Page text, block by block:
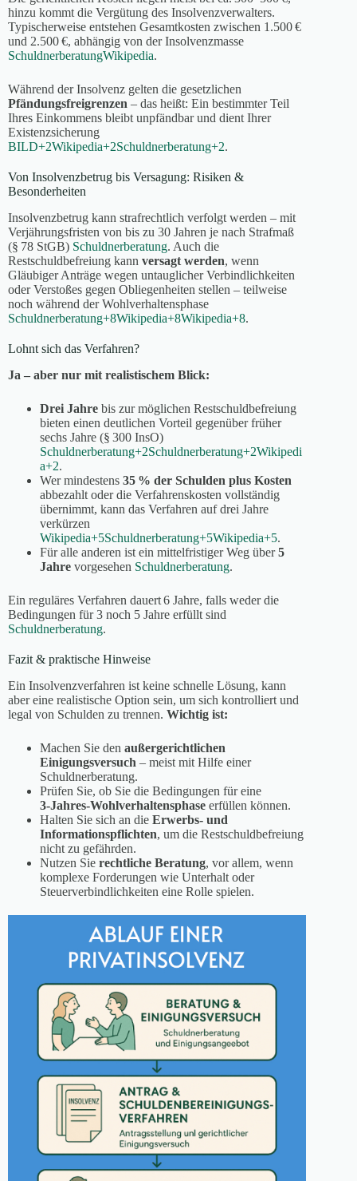
hinzu kommt die Vergütung des Insolvenzverwalters.
Typischerweise entstehen Gesamtkosten zwischen 1.500 €
und 2.500 €, abhängig von der Insolvenzmasse
SchuldnerberatungWikipedia.
Während der Insolvenz gelten die gesetzlichen
Pfändungsfreigrenzen – das heißt: Ein bestimmter Teil
Ihres Einkommens bleibt unpfändbar und dient Ihrer
Existenzsicherung
BILD+2Wikipedia+2Schuldnerberatung+2.
Von Insolvenzbetrug bis Versagung: Risiken &
Besonderheiten
Insolvenzbetrug kann strafrechtlich verfolgt werden – mit
Verjährungsfristen von bis zu 30 Jahren je nach Strafmaß
(§ 78 StGB) Schuldnerberatung. Auch die
Restschuldbefreiung kann versagt werden, wenn
Gläubiger Anträge wegen untauglicher Verbindlichkeiten
oder Verstoßes gegen Obliegenheiten stellen – teilweise
noch während der Wohlverhaltensphase
Schuldnerberatung+8Wikipedia+8Wikipedia+8.
Lohnt sich das Verfahren?
Ja – aber nur mit realistischem Blick:
Drei Jahre bis zur möglichen Restschuldbefreiung
bieten einen deutlichen Vorteil gegenüber früher
sechs Jahre (§ 300 InsO)
Schuldnerberatung+2Schuldnerberatung+2Wikipedi
a+2.
Wer mindestens 35 % der Schulden plus Kosten
abbezahlt oder die Verfahrenskosten vollständig
übernimmt, kann das Verfahren auf drei Jahre
verkürzen
Wikipedia+5Schuldnerberatung+5Wikipedia+5.
Für alle anderen ist ein mittelfristiger Weg über5
Jahre vorgesehen Schuldnerberatung.
Ein reguläres Verfahren dauert 6 Jahre, falls weder die
Bedingungen für 3 noch 5 Jahre erfüllt sind
Schuldnerberatung.
Fazit & praktische Hinweise
Ein Insolvenzverfahren ist keine schnelle Lösung, kann
aber eine realistische Option sein, um sich kontrolliert und
legal von Schulden zu trennen. Wichtig ist:
Machen Sie den außergerichtlichen
Einigungsversuch – meist mit Hilfe einer
Schuldnerberatung.
Prüfen Sie, ob Sie die Bedingungen für eine
3‑Jahres‑Wohlverhaltensphase erfüllen können.
Halten Sie sich an die Erwerbs- und
Informationspflichten, um die Restschuldbefreiung
nicht zu gefährden.
Nutzen Sie rechtliche Beratung, vor allem, wenn
komplexe Forderungen wie Unterhalt oder
Steuerverbindlichkeiten eine Rolle spielen.